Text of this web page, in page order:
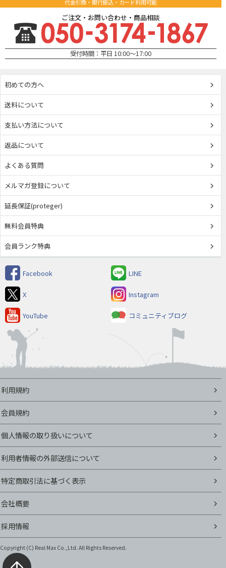
代金引換・銀行振込・カード利用可能
ご注文・お問い合わせ・商品相談
受付時間：平日 10:00～17:00
初めての方へ
送料について
支払い方法について
返品について
よくある質問
メルマガ登録について
延長保証(proteger)
無料会員特典
会員ランク特典
Facebook LINE
X Instagram
YouTube コミュニティブログ
利用規約
会員規約
個人情報の取り扱いについて
利用者情報の外部送信について
特定商取引法に基づく表示
会社概要
採用情報
Copyright (C) Real Max Co.,Ltd. All Rights Reserved.